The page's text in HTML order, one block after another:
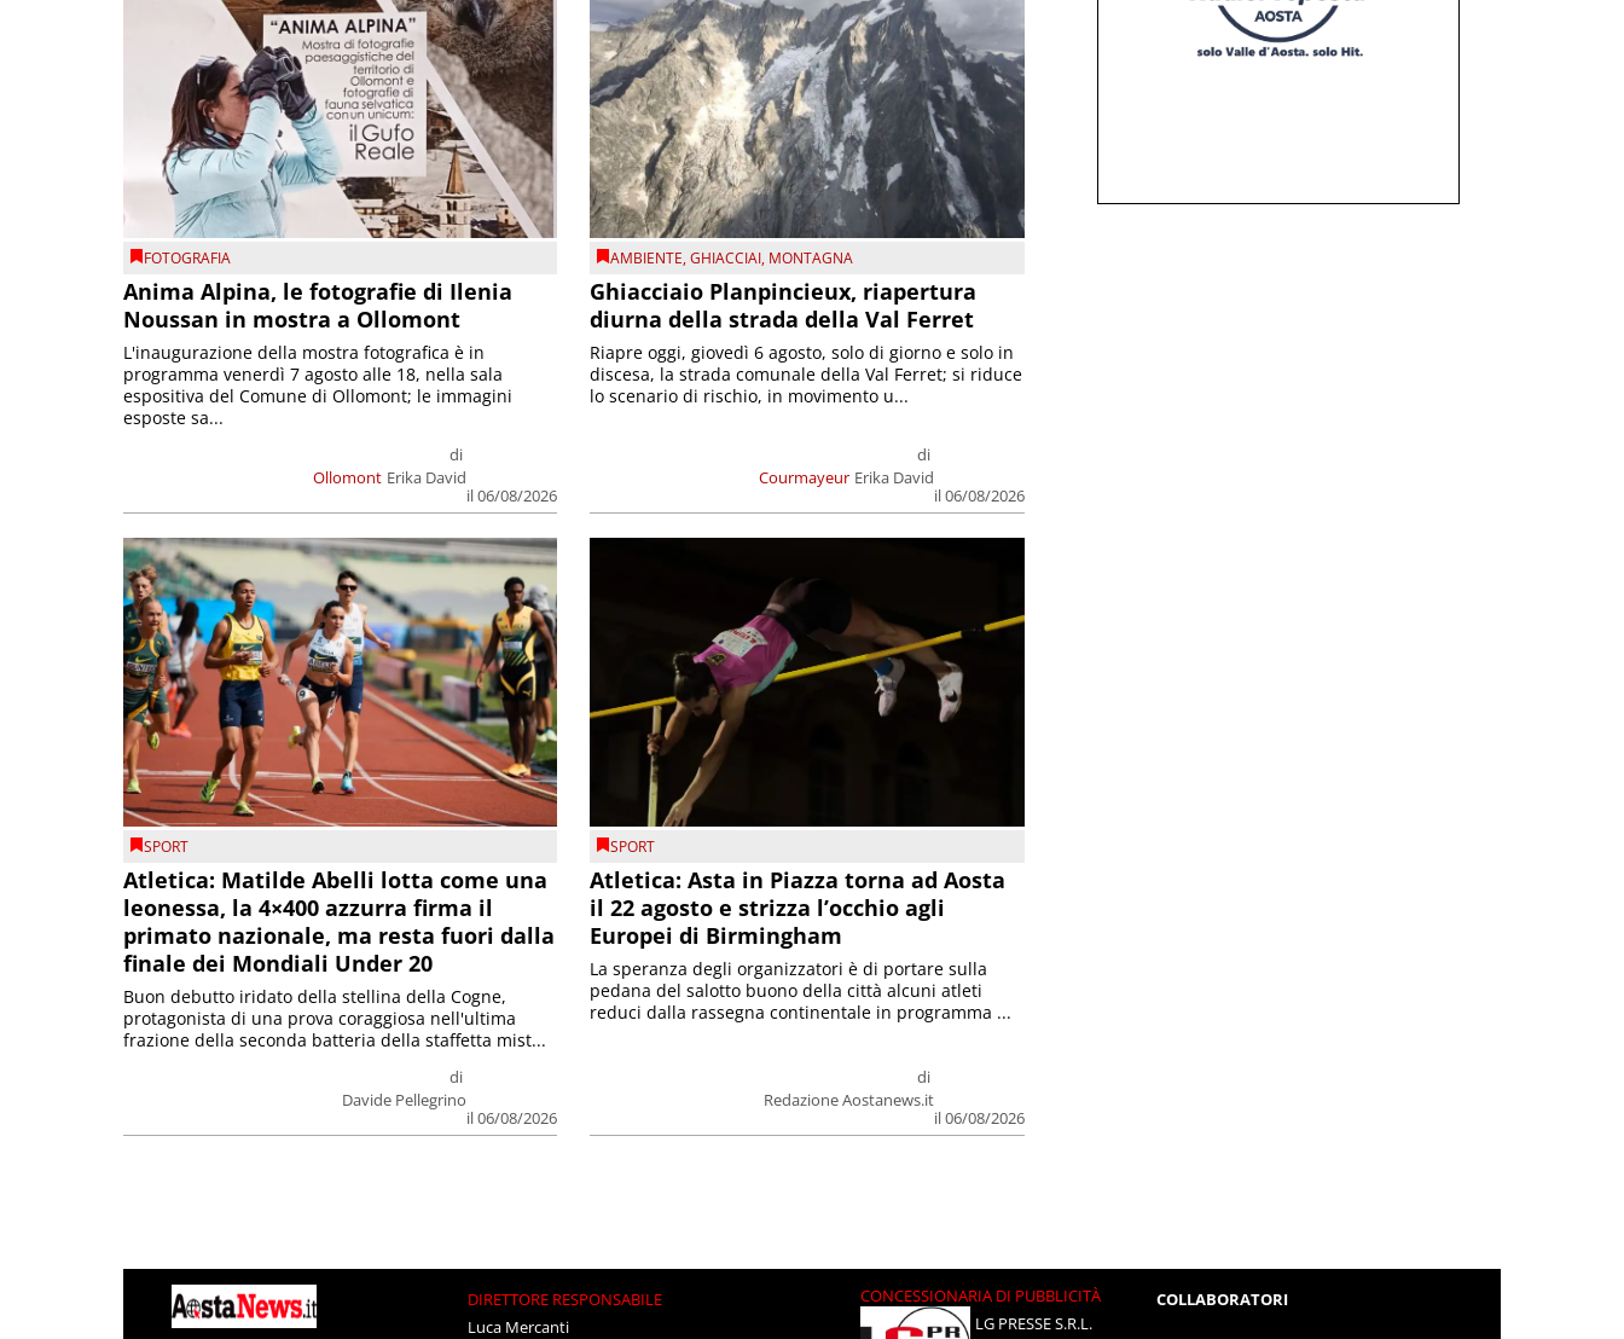
FOTOGRAFIA
Anima Alpina, le fotografie di Ilenia
Noussan in mostra a Ollomont
Ollomont
di
Erika David
il 06/08/2026
L'inaugurazione della mostra fotografica è in
programma venerdì 7 agosto alle 18, nella sala
espositiva del Comune di Ollomont; le immagini
esposte sa...
AMBIENTE,GHIACCIAI, MONTAGNA
Ghiacciaio Planpincieux, riapertura
diurna della strada della Val Ferret
Courmayeur
di
Erika David
il 06/08/2026
Riapre oggi, giovedì 6 agosto, solo di giorno e solo in
discesa, la strada comunale della Val Ferret; si riduce
lo scenario di rischio, in movimento u...
SPORT
Atletica: Matilde Abelli lotta come una
leonessa, la 4×400 azzurra firma il
primato nazionale, ma resta fuori dalla
finale dei Mondiali Under 20
di
Davide Pellegrino
il 06/08/2026
Buon debutto iridato della stellina della Cogne,
protagonista di una prova coraggiosa nell'ultima
frazione della seconda batteria della staffetta mist...
SPORT
Atletica: Asta in Piazza torna ad Aosta
il 22 agosto e strizza l’occhio agli
Europei di Birmingham
di
Redazione Aostanews.it
il 06/08/2026
La speranza degli organizzatori è di portare sulla
pedana del salotto buono della città alcuni atleti
reduci dalla rassegna continentale in programma ...
DIRETTORE RESPONSABILE
Luca Mercanti
CONCESSIONARIA DI PUBBLICITÀ
LG PRESSE S.R.L.
COLLABORATORI